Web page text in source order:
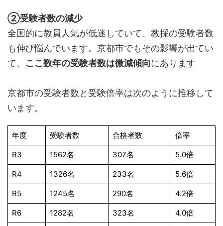
②受験者数の減少
全国的に教員人気が低迷していて、教採の受験者数
も伸び悩んでいます。京都市でもその影響が出てい
て、 ここ数年の受験者数は微減傾向にあります
京都市の受験者数と受験倍率は次のように推移して
います。
年度 受験者数 合格者数 倍率
R3 1562名 307名 5.0倍
R4 1326名 233名 5.6倍
R5 1245名 290名 4.2倍
R6 1282名 323名 4.0倍